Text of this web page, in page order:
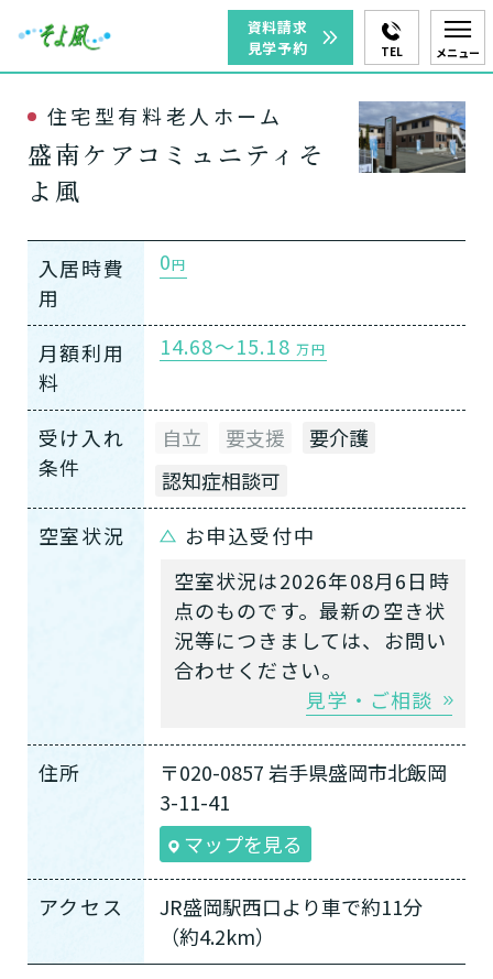
資料請求
見学予約
TEL メニュー
住宅型有料老人ホーム
盛南ケアコミュニティそ
よ風
入居時費
用
0円
月額利用
料
14.68～15.18 万円
受け入れ
条件
自立 要支援
要介護
認知症相談可
空室状況
お申込受付中
空室状況は2026年08月6日時
点のものです。最新の空き状
況等につきましては、お問い
合わせください。
見学・ご相談
住所
〒020-0857 岩手県盛岡市北飯岡
3-11-41
マップを見る
アクセス
JR盛岡駅西口より車で約11分
（約4.2km）